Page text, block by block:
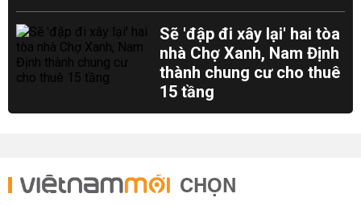
Sẽ 'đập đi xây lại' hai tòa
nhà Chợ Xanh, Nam Định
thành chung cư cho thuê
15 tầng
CHỌN